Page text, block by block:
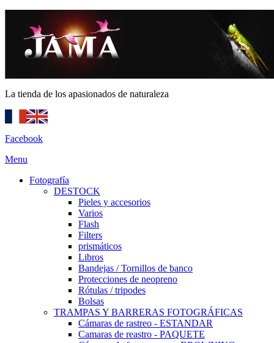
La tienda de los apasionados de naturaleza
Facebook
Menu
Fotografía
DESTOCK
Pieles y accesorios
Varios
Flash
Filters
prismáticos
Libros
Bandejas / Tornillos de banco
Protecciones de neopreno
Rótulas / tripodes
Bolsas
TRAMPAS Y BARRERAS FOTOGRÁFICAS
Cámaras de rastreo - ESTANDAR
Camaras de reastro - PAQUETE